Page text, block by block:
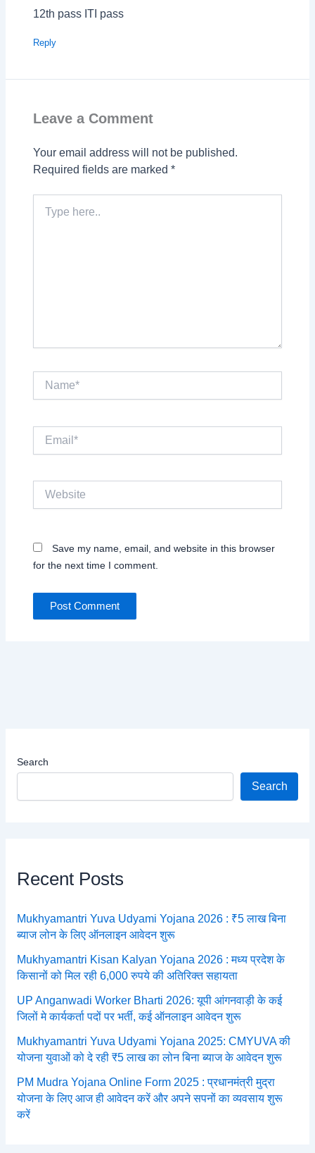
12th pass ITI pass
Reply
Leave a Comment
Your email address will not be published.
Required fields are marked*
here..
Name*
Save my name, email, and website in this browser
for the next time I comment.
Search
Search
Recent Posts
Mukhyamantri Yuva Udyami Yojana 2026 : ₹5 लाख बिना
ब्याज लोन के लिए ऑनलाइन आवेदन शुरू
Mukhyamantri Kisan Kalyan Yojana 2026 : मध्य प्रदेश के
किसानों को मिल रही 6,000 रुपये की अतिरिक्त सहायता
UP Anganwadi Worker Bharti 2026: यूपी आंगनवाड़ी के कई
जिलों मे कार्यकर्ता पदों पर भर्ती, कई ऑनलाइन आवेदन शुरू
Mukhyamantri Yuva Udyami Yojana 2025: CMYUVA की
योजना युवाओं को दे रही ₹5 लाख का लोन बिना ब्याज के आवेदन शुरू
PM Mudra Yojana Online Form 2025 : प्रधानमंत्री मुद्रा
योजना के लिए आज ही आवेदन करें और अपने सपनों का व्यवसाय शुरू
करें